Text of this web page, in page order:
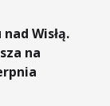
Wisłą.
na